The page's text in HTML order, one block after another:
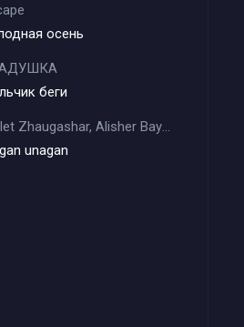
осень
беги
Adilet Zhaugashar, Alisher Bayniyazov
unagan